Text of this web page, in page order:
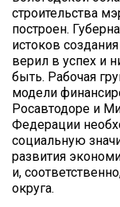
строительства
построен.
истоков
верил в успех и
быть. Рабочая
модели
Росавтодоре и
Федерации
социальную
развития
и,
округа.